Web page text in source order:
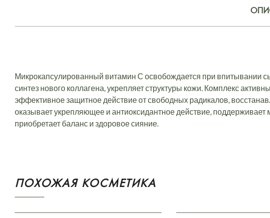
Микрокапсулированный витамин С освобождается при впитывании
синтез нового коллагена, укрепляет структуры кожи. Комплекс
эффективное защитное действие от свободных радикалов,
оказывает укрепляющее и антиоксидантное действие, поддерживает
приобретает баланс и здоровое сияние.
ПОХОЖАЯ КОСМЕТИКА